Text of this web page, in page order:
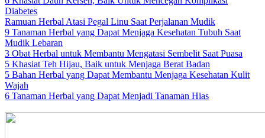
Diabetes
Ramuan Herbal Atasi Pegal Linu Saat Perjalanan Mudik
9 Tanaman Herbal yang Dapat Menjaga Kesehatan Tubuh Saat
Mudik Lebaran
3 Obat Herbal untuk Membantu Mengatasi Sembelit Saat Puasa
5 Khasiat Teh Hijau, Baik untuk Menjaga Berat Badan
5 Bahan Herbal yang Dapat Membantu Menjaga Kesehatan Kulit
Wajah
6 Tanaman Herbal yang Dapat Menjadi Tanaman Hias